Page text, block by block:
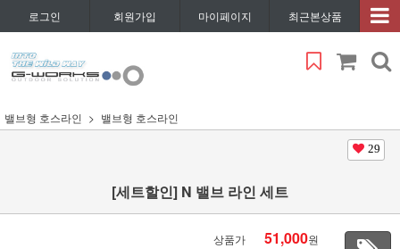
로그인 회원가입 마이페이지 최근본상품
밸브형 호스라인 밸브형 호스라인
29
[세트할인] N 밸브 라인 세트
상품가 51,000원